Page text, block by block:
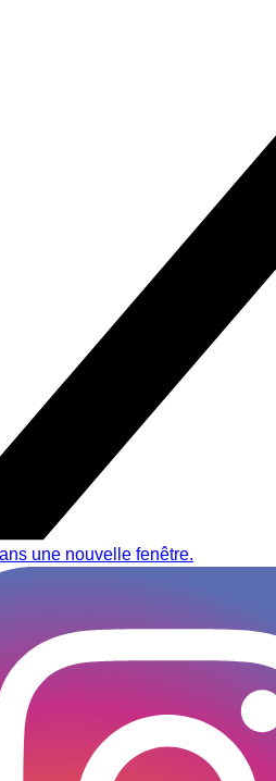
une nouvelle fenêtre.